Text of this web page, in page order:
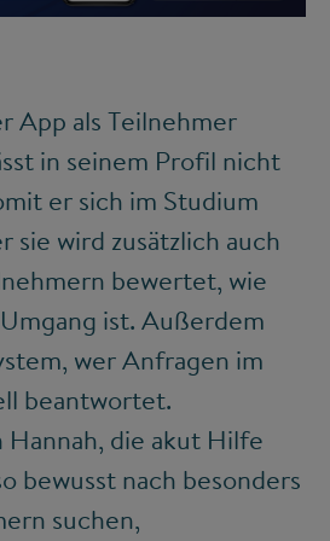
App als Teilnehmer
in seinem Profil nicht
er sich im Studium
sie wird zusätzlich auch
bewertet, wie
ist. Außerdem
wer Anfragen im
beantwortet.
die akut Hilfe
bewusst nach besonders
suchen,